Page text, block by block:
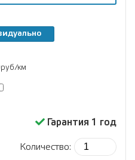
км
Гарантия 1 год
Количество: